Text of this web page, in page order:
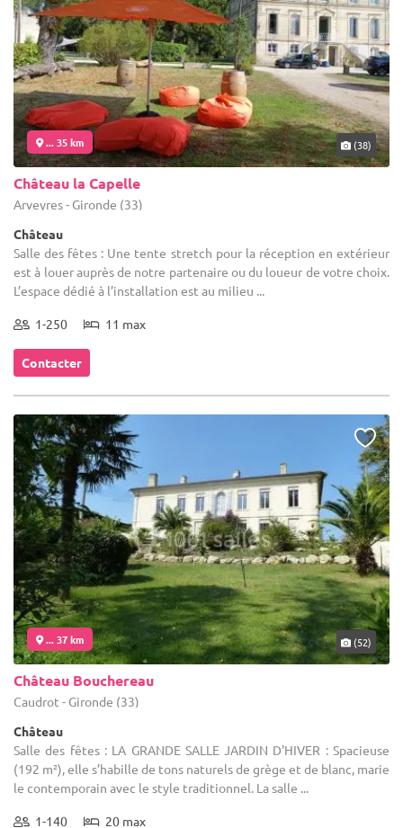
... 35 km (38)
Château la Capelle
Arveyres - Gironde (33)
Château
Salle des fêtes : Une tente stretch pour la réception en extérieur
est à louer auprès de notre partenaire ou du loueur de votre choix.
L’espace dédié à l’installation est au milieu ...
1-250 11 max
Contacter
... 37 km (52)
Château Bouchereau
Caudrot - Gironde (33)
Château
Salle des fêtes : LA GRANDE SALLE JARDIN D'HIVER : Spacieuse
(192 m²), elle s’habille de tons naturels de grège et de blanc, marie
le contemporain avec le style traditionnel. La salle ...
1-140 20 max